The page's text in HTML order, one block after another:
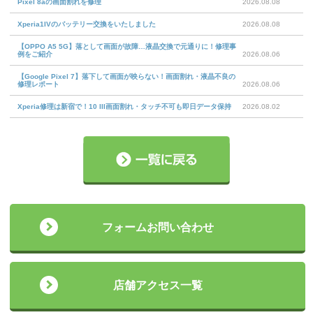
Pixel 8aの画面割れを修理 2026.08.08
Xperia1IVのバッテリー交換をいたしました 2026.08.08
【OPPO A5 5G】落として画面が故障…液晶交換で元通りに！修理事
例をご紹介
2026.08.06
【Google Pixel 7】落下して画面が映らない！画面割れ・液晶不良の
修理レポート
2026.08.06
Xperia修理は新宿で！10 III画面割れ・タッチ不可も即日データ保持 2026.08.02
フォームお問い合わせ
店舗アクセス一覧